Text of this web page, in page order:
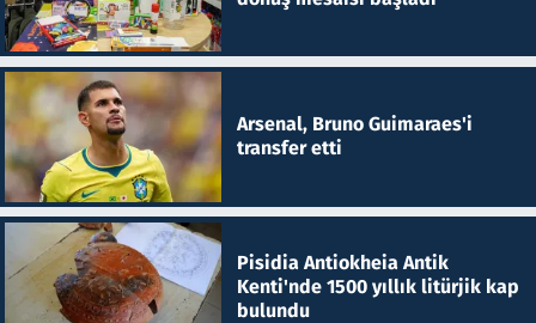
Arsenal, Bruno Guimaraes'i
transfer etti
Pisidia Antiokheia Antik
Kenti'nde 1500 yıllık litürjik kap
bulundu